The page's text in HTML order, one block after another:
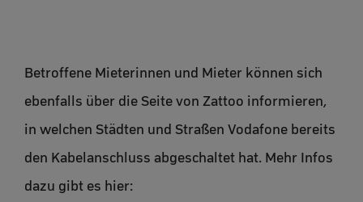
Betroffene Mieterinnen und Mieter können sich
ebenfalls über die Seite von Zattoo informieren,
in welchen Städten und Straßen Vodafone bereits
den Kabelanschluss abgeschaltet hat. Mehr Infos
dazu gibt es hier: